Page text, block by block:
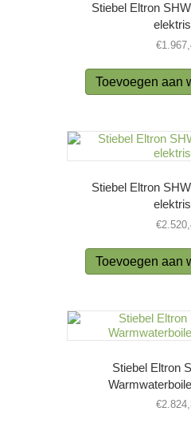
Stiebel Eltron
€
Toevoegen aan
Stiebel Eltron
€
Toevoegen aan
Stiebel Eltron
€